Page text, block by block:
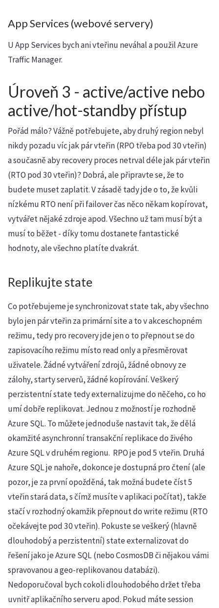
App Services (webové servery)
U App Services bych ani vteřinu neváhal a použil Azure
Traffic Manager.
Úroveň 3 - active/active nebo
active/hot-standby přístup
Pořád málo? Vážně potřebujete, aby druhý region nebyl
nikdy pozadu víc jak pár vteřin (RPO třeba pod 30 vteřin)
a současně aby recovery proces netrval déle jak pár vteřin
(RTO pod 30 vteřin)? Dobrá, ale připravte se, že to
budete muset zaplatit. V zásadě tady jde o to, že kvůli
nízkému RTO není při failover čas něco někam kopírovat,
vytvářet nějaké zdroje apod. Všechno už tam musí být a
musí to běžet - díky tomu dostanete fantastické
hodnoty, ale všechno platíte dvakrát.
Replikujte state
Co potřebujeme je synchronizovat state tak, aby všechno
bylo jen pár vteřin za primární site a to v akceschopném
režimu, tedy pro recovery jde jen o to přepnout se do
zapisovacího režimu místo read only a přesměrovat
uživatele. Žádné vytváření zdrojů, žádné obnovy ze
zálohy, starty serverů, žádné kopírování. Veškerý
perzistentní state tedy externalizujme do něčeho, co ho
umí dobře replikovat. Jednou z možností je rozhodně
Azure SQL. To můžete jednoduše nastavit tak, že dělá
okamžité asynchronní transakční replikace do živého
Azure SQL v druhém regionu. RPO je pod 5 vteřin. Druhá
Azure SQL je nahoře, dokonce je dostupná pro čtení (ale
pozor, je za první opožděná, tak možná budete číst 5
vteřin stará data, s čímž musíte v aplikaci počítat), takže
stačí v rozhodný okamžik přepnout do write režimu (RTO
očekávejte pod 30 vteřin). Pokuste se veškerý (hlavně
dlouhodobý a perzistentní) state externalizovat do
řešení jako je Azure SQL (nebo CosmosDB či nějakou vámi
spravovanou a geo-replikovanou databázi).
Nedoporučoval bych cokoli dlouhodobého držet třeba
uvnitř aplikačního serveru apod. Pokud máte session